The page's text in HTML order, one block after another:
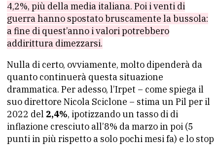
4,2%, più della media italiana. Poi i venti di
guerra hanno spostato bruscamente la bussola:
a fine di quest’anno i valori potrebbero
addirittura dimezzarsi.
Nulla di certo, ovviamente, molto dipenderà da
quanto continuerà questa situazione
drammatica. Per adesso, l’Irpet – come spiega il
suo direttore Nicola Sciclone – stima un Pil per il
2022 del 2,4%, ipotizzando un tasso di di
inflazione cresciuto all’8% da marzo in poi (5
punti in più rispetto a solo pochi mesi fa) e lo stop